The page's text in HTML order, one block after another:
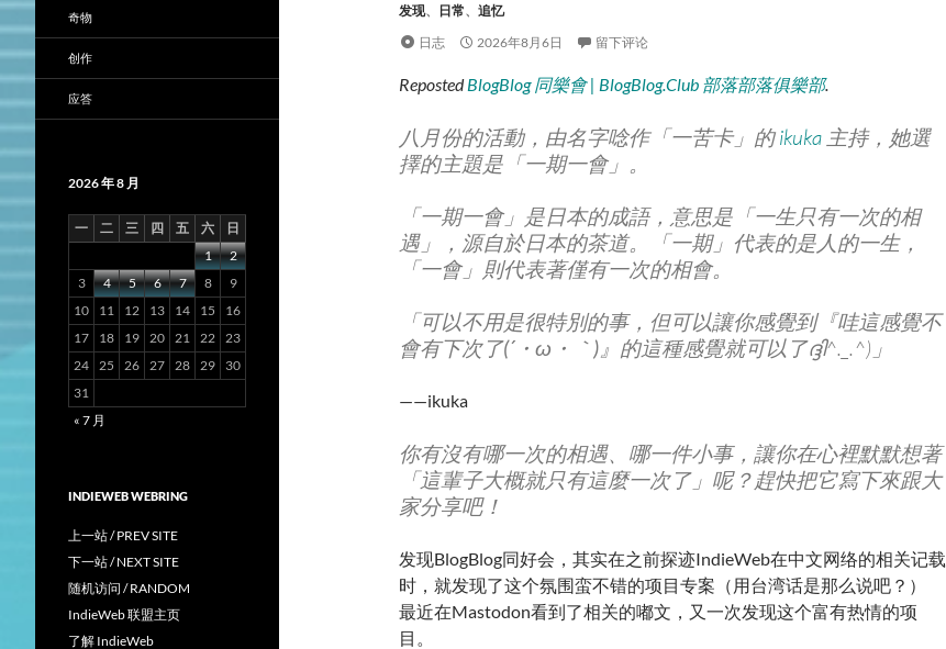
发现、 日常、 追忆
日志
2026年8月6日 留下评论
RepostedBlogBlog 同樂會 | BlogBlog.Club 部落部落俱樂部.
八月份的活動，由名字唸作「一苦卡」的ikuka 主持，她選
擇的主題是「一期一會」。
「一期一會」是日本的成語，意思是「一生只有一次的相
遇」，源自於日本的茶道。「一期」代表的是人的一生，
「一會」則代表著僅有一次的相會。
「可以不用是很特別的事，但可以讓你感覺到『哇這感覺不
會有下次了(´・ω・｀)』的這種感覺就可以了ദ്ദി^._.^)」
——ikuka
你有沒有哪一次的相遇、哪一件小事，讓你在心裡默默想著
「這輩子大概就只有這麼一次了」呢？趕快把它寫下來跟大
家分享吧！
发现BlogBlog同好会，其实在之前探迹IndieWeb在中文网络的相关记载
时，就发现了这个氛围蛮不错的项目专案（用台湾话是那么说吧？）
最近在Mastodon看到了相关的嘟文，又一次发现这个富有热情的项
目。
奇物
创作
应答
2026 年 8 月
一 二 三 四 五 六
日
1
2
3
4 5 6 7 8
9
10
11 12 13 14 15
16
17
18 19 20 21 22 23
24 25 26 27 28 29
30
31
« 7 月
INDIEWEB WEBRING
上一站 / PREV SITE
下一站 / NEXT SITE
随机访问 / RANDOM
IndieWeb 联盟主页
了解 IndieWeb